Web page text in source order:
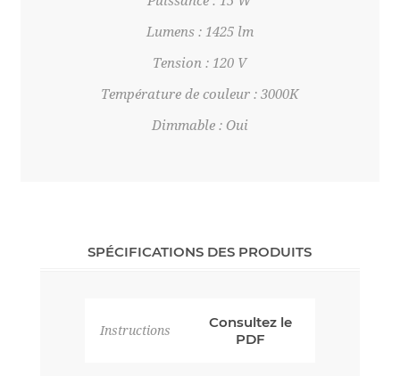
Lumens : 1425 lm
Tension : 120 V
Température de couleur : 3000K
Dimmable : Oui
SPÉCIFICATIONS DES PRODUITS
Instructions
Consultez le
PDF